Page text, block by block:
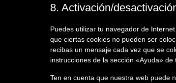
8. Activación/
Puedes utilizar tu navegador de
que ciertas cookies no pueden ser
recibas un mensaje cada vez que se
instrucciones de la sección «Ayuda» de
Ten en cuenta que nuestra web puede